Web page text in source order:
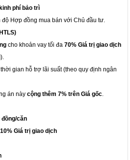
kinh phí bảo trì
Hợp đồng mua bán với Chủ đầu tư.
cho khoản vay tối đa70% Giá trị giao dịch
gian hỗ trợ lãi suất (theo quy định ngân
án nàycộng thêm 7% trên Giá gốc.
căn
10% Giá trị giao dịch